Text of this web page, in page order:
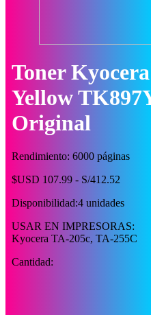
Toner
Yellow
Original
Rendimiento: 6000 páginas
$USD 107.99 - S/412.52
Disponibilidad:4 unidades
USAR EN IMPRESORAS:
Kyocera TA-205c, TA-255C
Cantidad: